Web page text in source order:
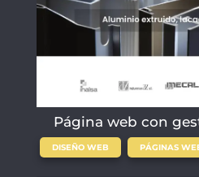
Página web con
DISEÑO WEB
,
PÁGINAS